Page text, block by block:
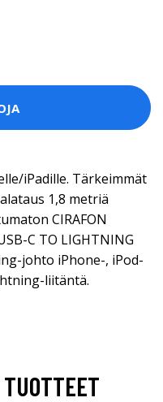
iPadille. Tärkeimmät
1,8 metriä
CIRAFON
C TO LIGHTNING
johto iPhone-, iPod-
liitäntä.